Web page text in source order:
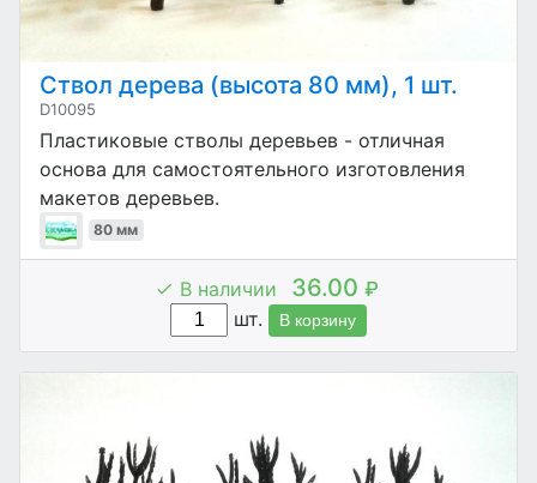
Ствол дерева (высота 80 мм), 1 шт.
D10095
Пластиковые стволы деревьев - отличная
основа для самостоятельного изготовления
макетов деревьев.
80 мм
В наличии 36.00 ₽
шт.
В корзину